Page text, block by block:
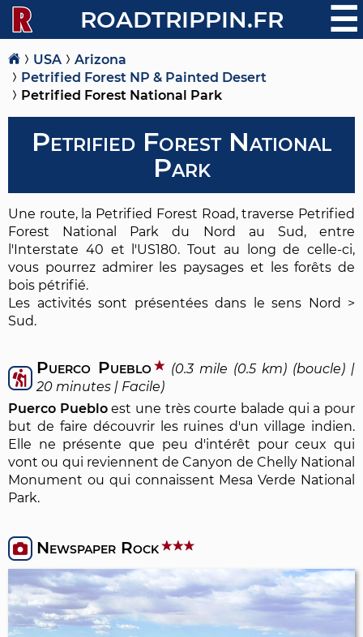
ROADTRIPPIN.FR ☰
USA
Arizona
Petrified Forest NP & Painted Desert
Petrified Forest National Park
Petrified Forest National
Park
Une route, la Petrified Forest Road, traverse Petrified
Forest National Park du Nord au Sud, entre
l'Interstate 40 et l'US180. Tout au long de celle-ci,
vous pourrez admirer les paysages et les forêts de
bois pétrifié.
Les activités sont présentées dans le sens Nord >
Sud.
Puerco Pueblo
(0.3 mile (0.5 km) (boucle) |
20 minutes | Facile)
Puerco Puebloest une très courte balade qui a pour
but de faire découvrir les ruines d'un village indien.
Elle ne présente que peu d'intérêt pour ceux qui
vont ou qui reviennent de Canyon de Chelly National
Monument ou qui connaissent Mesa Verde National
Park.
Newspaper Rock